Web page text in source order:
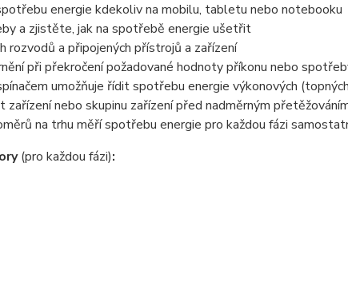
energie kdekoliv na mobilu, tabletu nebo notebooku
a zjistěte, jak na spotřebě energie ušetřit
rozvodů a připojených přístrojů a zařízení
při překročení požadované hodnoty příkonu nebo
umožňuje řídit spotřebu energie výkonových
zařízení nebo skupinu zařízení před nadměrným
na trhu měří spotřebu energie pro každou fázi
(pro každou fázi):